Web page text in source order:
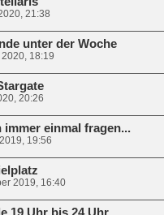
21:38
unter der Woche
18:19
20:26
immer einmal fragen...
19:56
2019, 16:40